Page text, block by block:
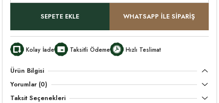
SEPETE EKLE WHATSAPP İLE SİPARİŞ
Kolay İade Taksitli Ödeme Hızlı Teslimat
Ürün Bilgisi
Yorumlar (0)
Taksit Seçenekleri